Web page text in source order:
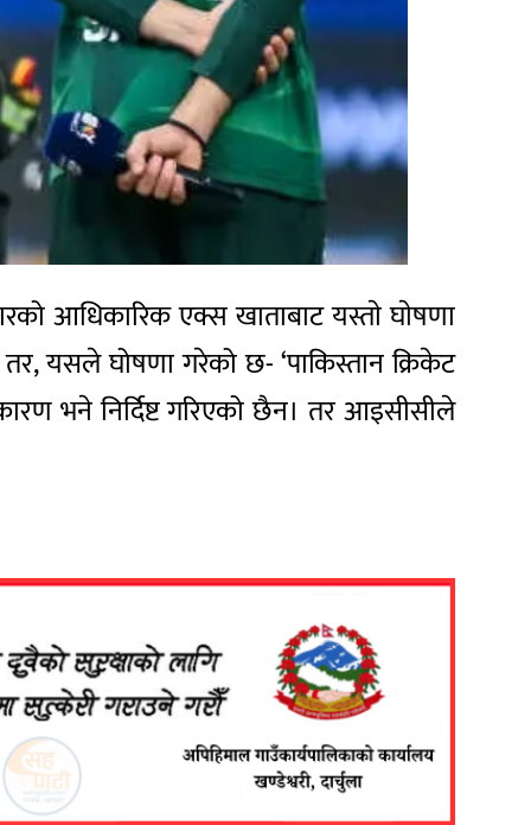
आधिकारिक एक्स खाताबाट यस्ताे घाेषणा
तर, यसले घोषणा गरेको छ- ‘पाकिस्तान क्रिकेट
भने निर्दिष्ट गरिएको छैन। तर आइसीसीले